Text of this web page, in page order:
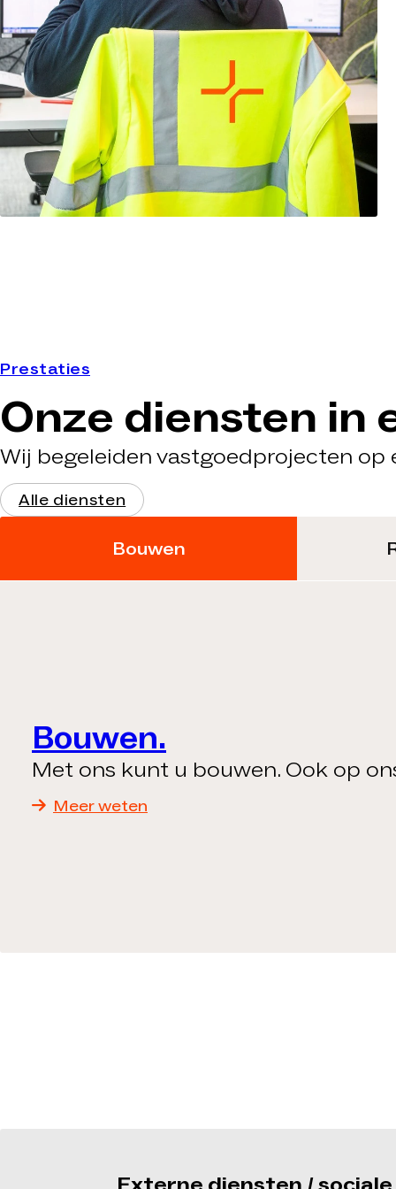
Prestaties
Onze diensten in
Wij begeleiden vastgoedprojecten op
Alle diensten
Bouwen
Bouwen.
Met ons kunt u bouwen. Ook op
Meer weten